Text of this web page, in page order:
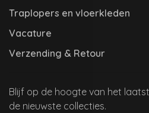
Traplopers en vloerkleden
Vacature
Verzending & Retour
Blijf op de hoogte van het
de nieuwste collecties.